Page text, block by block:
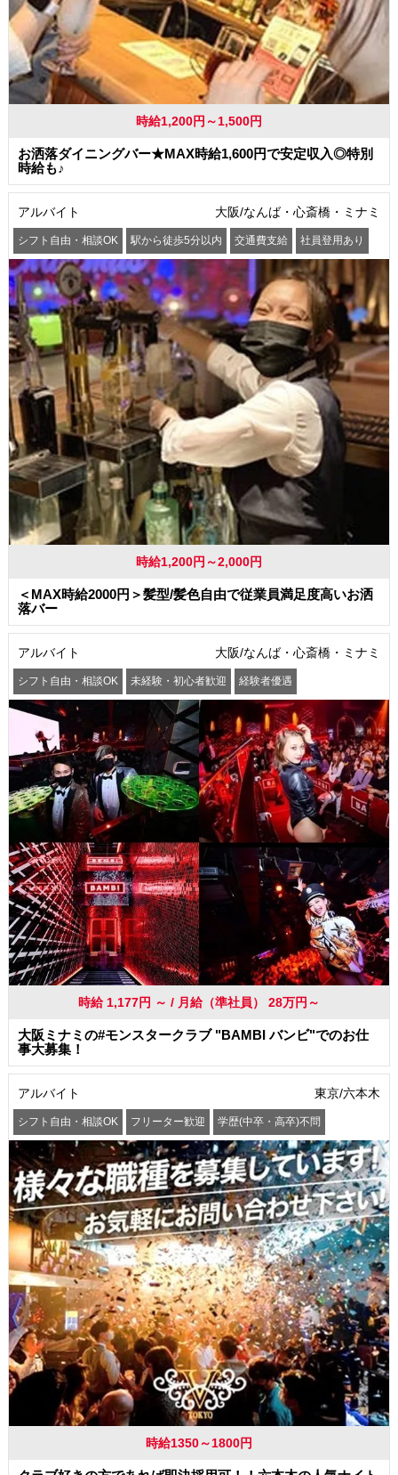
時給1,200円～1,500円
お洒落ダイニングバー★MAX時給1,600円で安定収入◎特別
時給も♪
アルバイト 大阪/なんば・心斎橋・ミナミ
シフト自由・相談OK 駅から徒歩5分以内 交通費支給 社員登用あり
時給1,200円～2,000円
＜MAX時給2000円＞髪型/髪色自由で従業員満足度高いお洒
落バー
アルバイト 大阪/なんば・心斎橋・ミナミ
シフト自由・相談OK 未経験・初心者歓迎 経験者優遇
駅から徒歩5分以内 交通費支給 社員登用あり
時給 1,177円 ～ / 月給（準社員） 28万円～
大阪ミナミの#モンスタークラブ "BAMBI バンビ"でのお仕
事大募集！
アルバイト 東京/六本木
シフト自由・相談OK フリーター歓迎 学歴(中卒・高卒)不問
髪型・髪色自由 交通費支給
時給1350～1800円